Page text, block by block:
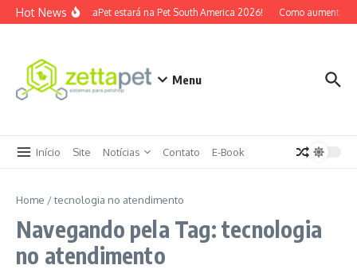
Ir para o conteúdo
Hot NewsO ZettaPet estará na Pet South America 2026! Como aumentar
Menu
Início Site Notícias Contato E-Book
Home /tecnologia no atendimento
Navegando pela Tag: tecnologia
no atendimento